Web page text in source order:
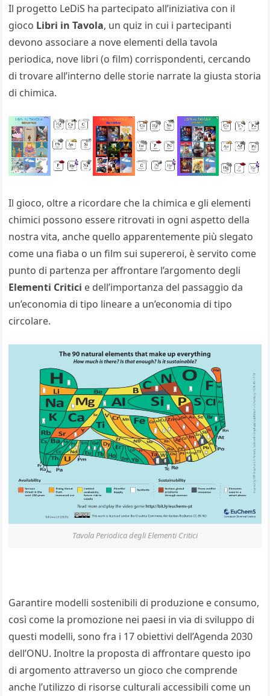
Il progetto LeDiS ha partecipato all’iniziativa con il
gioco Libri in Tavola, un quiz in cui i partecipanti
devono associare a nove elementi della tavola
periodica, nove libri (o film) corrispondenti, cercando
di trovare all’interno delle storie narrate la giusta storia
di chimica.
Il gioco, oltre a ricordare che la chimica e gli elementi
chimici possono essere ritrovati in ogni aspetto della
nostra vita, anche quello apparentemente più slegato
come una fiaba o un film sui supereroi, è servito come
punto di partenza per affrontare l’argomento degli
Elementi Critici e dell’importanza del passaggio da
un’economia di tipo lineare a un’economia di tipo
circolare.
Tavola Periodica degli Elementi Critici
Garantire modelli sostenibili di produzione e consumo,
così come la promozione nei paesi in via di sviluppo di
questi modelli, sono fra i 17 obiettivi dell’Agenda 2030
dell’ONU. Inoltre la proposta di affrontare questo ipo
di argomento attraverso un gioco che comprende
anche l’utilizzo di risorse culturali accessibili come un